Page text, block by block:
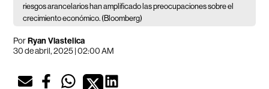
riesgos arancelarios han amplificado las preocupaciones sobre el
crecimiento económico. (Bloomberg)
PorRyan Vlastelica
30 de abril, 2025 | 02:00 AM